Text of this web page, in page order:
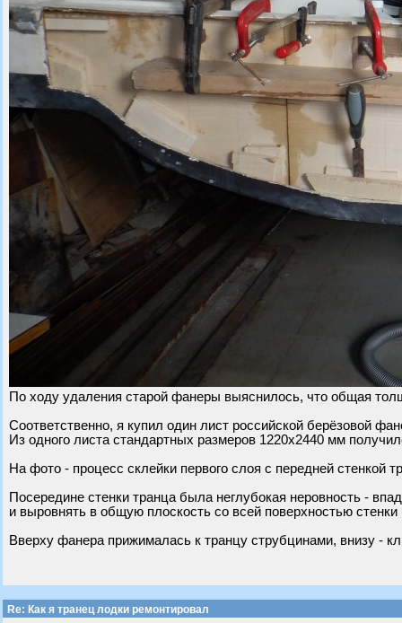
По ходу удаления старой фанеры выяснилось, что общая
Соответственно, я купил один лист российской берёзовой
Из одного листа стандартных размеров 1220х2440 мм
На фото - процесс склейки первого слоя с передней стенкой
Посередине стенки транца была неглубокая неровность -
и выровнять в общую плоскость со всей поверхностью
Вверху фанера прижималась к транцу струбцинами, внизу -
Re: Как я транец лодки ремонтировал